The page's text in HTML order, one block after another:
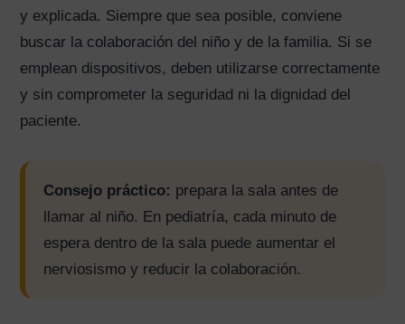
y explicada. Siempre que sea posible, conviene
buscar la colaboración del niño y de la familia. Si se
emplean dispositivos, deben utilizarse correctamente
y sin comprometer la seguridad ni la dignidad del
paciente.
Consejo práctico: prepara la sala antes de
llamar al niño. En pediatría, cada minuto de
espera dentro de la sala puede aumentar el
nerviosismo y reducir la colaboración.